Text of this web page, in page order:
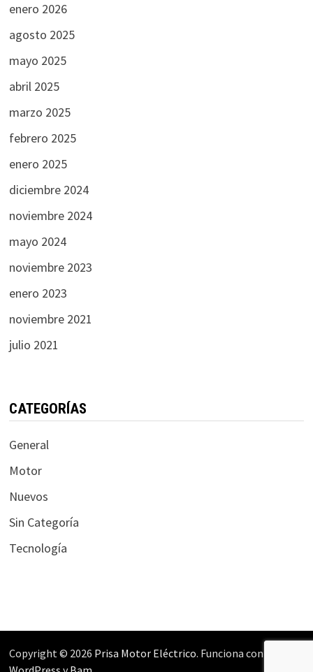
enero 2026
agosto 2025
mayo 2025
abril 2025
marzo 2025
febrero 2025
enero 2025
diciembre 2024
noviembre 2024
mayo 2024
noviembre 2023
enero 2023
noviembre 2021
julio 2021
CATEGORÍAS
General
Motor
Nuevos
Sin Categoría
Tecnología
Copyright © 2026 Prisa Motor Eléctrico. Funciona con